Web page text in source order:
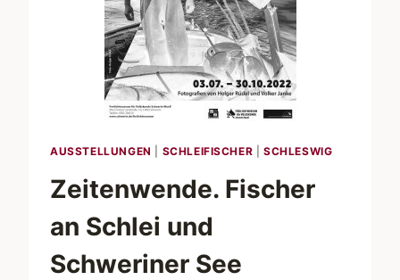
AUSSTELLUNGEN SCHLEIFISCHER |SCHLESWIG
Zeitenwende. Fischer
an Schlei und
Schweriner See